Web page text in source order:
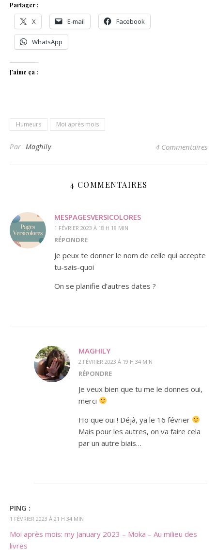
Partager :
X E-mail Facebook
WhatsApp
J’aime ça :
Humeurs Moi après mois
Par Maghily 4 Commentaires
4 COMMENTAIRES
MESPAGESVERSICOLORES
1 FÉVRIER 2023 À 18 H 18 MIN
RÉPONDRE
Je peux te donner le nom de celle qui accepte
tu-sais-quoi
On se planifie d’autres dates ?
MAGHILY
2 FÉVRIER 2023 À 19 H 34 MIN
RÉPONDRE
Je veux bien que tu me le donnes oui,
merci
Ho que oui ! Déjà, ya le 16 février
Mais pour les autres, on va faire cela
par un autre biais…
PING :
1 FÉVRIER 2023 À 21 H 34 MIN
Moi après mois: my January 2023 – Moka – Au milieu des
livres